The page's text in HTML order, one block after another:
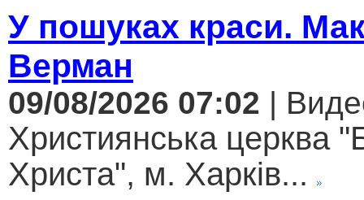
У пошуках краси.
Верман
09/08/2026 07:02 |
Християнська церква
Христа", м. Харків...